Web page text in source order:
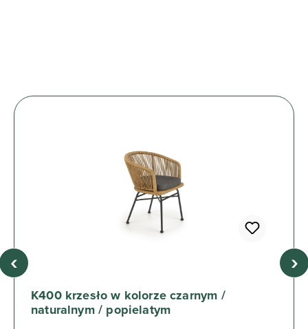
K400 krzesło w kolorze czarnym /
naturalnym / popielatym
‹ ›